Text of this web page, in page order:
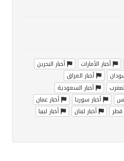
أخبار الأمارات
أخبار البحرين
أخبار العراق
أخبار السعودية
أخبار سوريا
أخبار عمان
قطر أخبار لبنان
أخبار ليبيا